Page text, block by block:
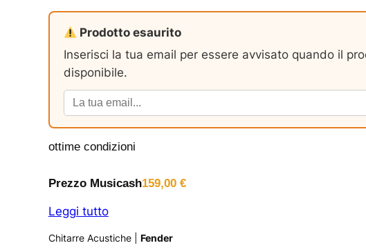
Prodotto esaurito
Inserisci la tua email per essere avvisato quando il
disponibile.
ottime condizioni
Prezzo Musicash159,00 €
Leggi tutto
Chitarre Acustiche| Fender